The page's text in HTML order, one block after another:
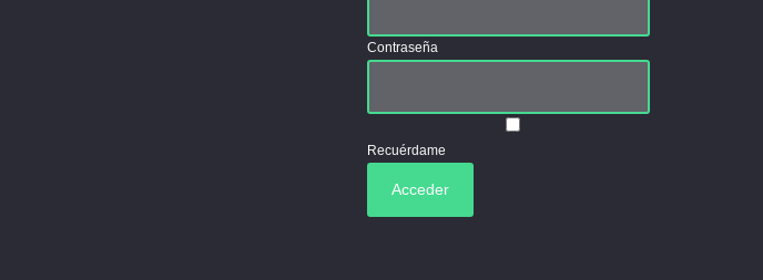
Contraseña
Recuérdame